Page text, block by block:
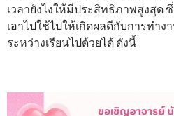
เวลายังไงให้มีประสิทธิภาพสูงสุด
เอาไปใช้ไปให้เกิดผลดีกับการทำง
ระหว่างเรียนไปด้วยได้ ดังนี้